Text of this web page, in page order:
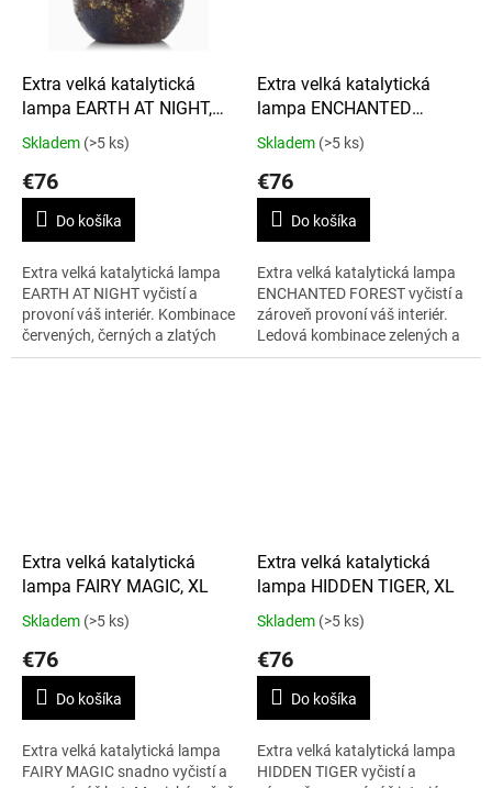
Extra velká katalytická
lampa EARTH AT NIGHT,
XL
Skladem (>5 ks)
€76
Do košíka
Extra velká katalytická lampa
EARTH AT NIGHT vyčistí a
provoní váš interiér. Kombinace
červených, černých a zlatých
střípků ručně skládané
Extra velká katalytická
lampa ENCHANTED
FOREST, XL
Skladem (>5 ks)
€76
Do košíka
Extra velká katalytická lampa
ENCHANTED FOREST vyčistí a
zároveň provoní váš interiér.
Ledová kombinace zelených a
hnědých střípků lampy a
Extra velká katalytická
lampa FAIRY MAGIC, XL
Skladem (>5 ks)
€76
Do košíka
Extra velká katalytická lampa
FAIRY MAGIC snadno vyčistí a
Extra velká katalytická
lampa HIDDEN TIGER, XL
Skladem (>5 ks)
€76
Do košíka
Extra velká katalytická lampa
HIDDEN TIGER vyčistí a